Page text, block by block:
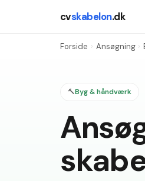
cvskabelon.dk
Forside › Ansøgning ›
🔨Byg & håndværk